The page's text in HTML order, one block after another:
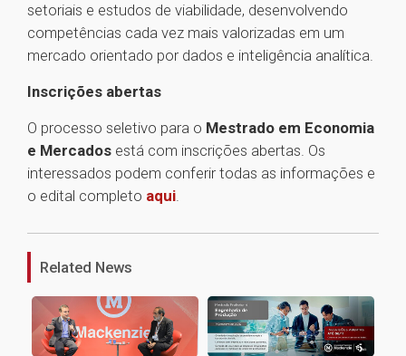
setoriais e estudos de viabilidade, desenvolvendo
competências cada vez mais valorizadas em um
mercado orientado por dados e inteligência analítica.
Inscrições abertas
O processo seletivo para o Mestrado em Economia
e Mercados está com inscrições abertas. Os
interessados podem conferir todas as informações e
o edital completo aqui.
Related News